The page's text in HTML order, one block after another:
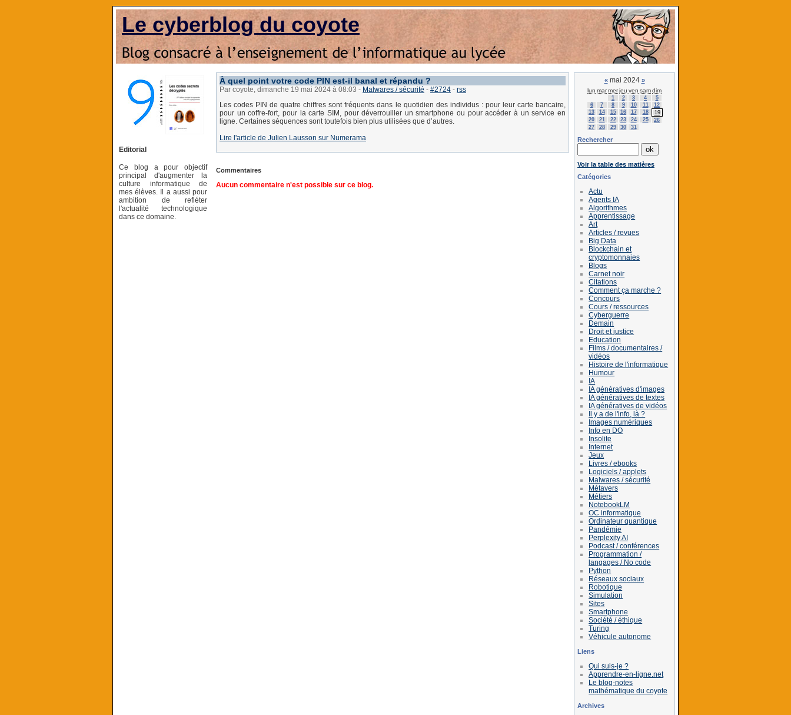
Le cyberblog du coyote
Editorial
Ce blog a pour objectif
principal d'augmenter la
culture informatique de
mes élèves. Il a aussi pour
ambition de refléter
l'actualité technologique
dans ce domaine.
À quel point votre code PIN est-il banal et répandu ?
Par coyote, dimanche 19 mai 2024 à 08:03 - Malwares / sécurité - #2724 - rss
Les codes PIN de quatre chiffres sont fréquents dans le quotidien des individus : pour leur carte bancaire,
pour un coffre-fort, pour la carte SIM, pour déverrouiller un smartphone ou pour accéder à un service en
ligne. Certaines séquences sont toutefois bien plus utilisées que d’autres.
Lire l'article de Julien Lausson sur Numerama
Commentaires
Aucun commentaire n'est possible sur ce blog.
«mai 2024 »
lun marmerjeu ven samdim
1 2 3 4
5
6
7 8 9 10 11
12
13
14 15 16 17 18
19
20
21 22 23 24 25
26
27
28 29 30 31
Rechercher
Voir la table des matières
Catégories
Actu
Agents IA
Algorithmes
Apprentissage
Art
Articles / revues
Big Data
Blockchain et
cryptomonnaies
Blogs
Carnet noir
Citations
Comment ça marche ?
Concours
Cours / ressources
Cyberguerre
Demain
Droit et justice
Education
Films / documentaires /
vidéos
Histoire de l'informatique
Humour
IA
IA génératives d'images
IA génératives de textes
IA génératives de vidéos
Il y a de l'info, là ?
Images numériques
Info en DO
Insolite
Internet
Jeux
Livres / ebooks
Logiciels / applets
Malwares / sécurité
Métavers
Métiers
NotebookLM
OC informatique
Ordinateur quantique
Pandémie
Perplexity AI
Podcast / conférences
Programmation /
langages / No code
Python
Réseaux sociaux
Robotique
Simulation
Sites
Smartphone
Société / éthique
Turing
Véhicule autonome
Liens
Qui suis-je ?
Apprendre-en-ligne.net
Le blog-notes
mathématique du coyote
Archives